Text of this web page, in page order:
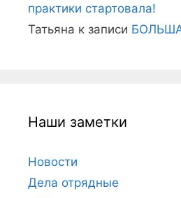
практики стартовала!
Татьяна к записи
Наши заметки
Новости
Дела отрядные